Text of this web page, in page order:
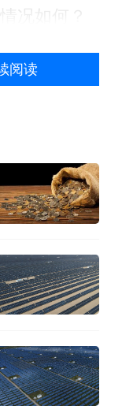
况如何？
议首次提
辞为“综合
作报告首次
”，强调破除
治理企业低
序退出。
环比32个月
年供给侧
本轮‘反内
阅读